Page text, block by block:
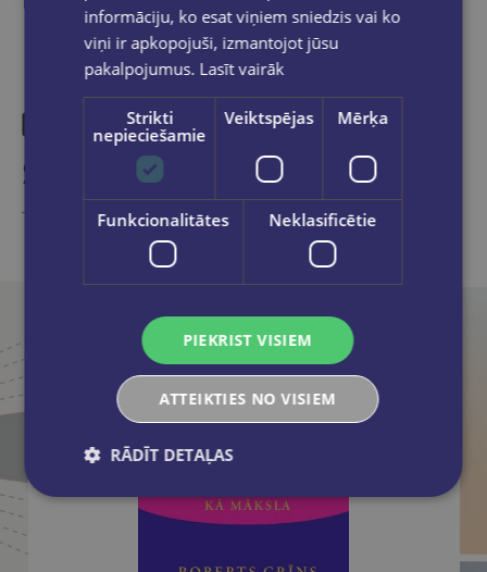
Similar products
Take a look
informāciju, ko esat viņiem sniedzis vai ko
viņi ir apkopojuši, izmantojot jūsu
pakalpojumus. Lasīt vairāk
Strikti
nepieciešamie
Veiktspējas Mērķa
Funkcionalitātes Neklasificētie
PIEKRIST VISIEM
ATTEIKTIES NO VISIEM
RĀDĪT DETAĻAS